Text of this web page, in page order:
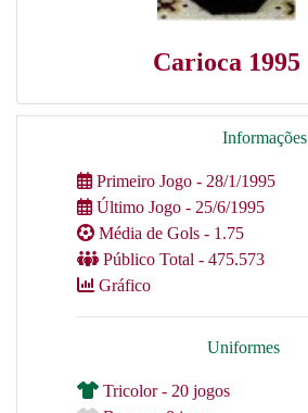
Carioca 1995
Informações
Primeiro Jogo - 28/1/1995
Último Jogo - 25/6/1995
Média de Gols - 1.75
Público Total - 475.573
Gráfico
Uniformes
Tricolor - 20 jogos